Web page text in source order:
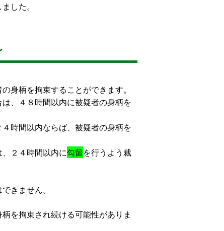
した。
身柄を拘束することができます。
、４８時間以内に被疑者の身柄を
時間以内ならば、被疑者の身柄を
２４時間以内に勾留を行うよう裁
きません。
を拘束され続ける可能性がありま